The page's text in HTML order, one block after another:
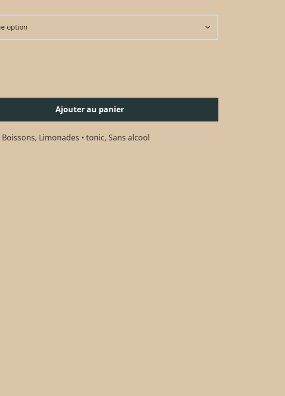
Ajouter au panier
Boissons, Limonades • tonic, Sans alcool